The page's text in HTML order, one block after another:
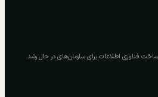
فناوری اطلاعات برای سازمان‌های در حال رشد.